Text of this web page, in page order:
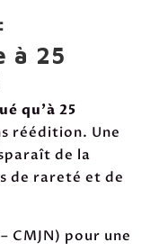
à 25
qu'à 25
réédition. Une
de la
de rareté et de
CMJN) pour une